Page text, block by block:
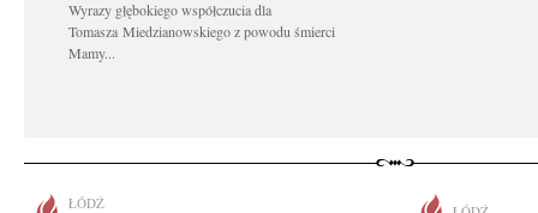
Wyrazy głębokiego współczucia dla
Tomasza Miedzianowskiego z powodu śmierci
Mamy...
ŁÓDŹ